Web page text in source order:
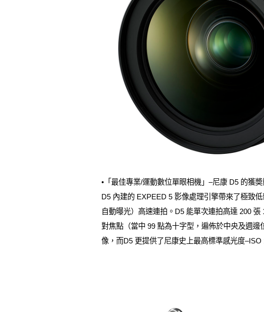
•「最佳專業/運動數位單眼相機」–尼康 D5 的獲
D5 內建的 EXPEED 5 影像處理引擎帶來了極致
自動曝光）高速連拍。D5 能單次連拍高達 200
對焦點（當中 99 點為十字型，遍佈於中央及週
像，而D5 更提供了尼康史上最高標準感光度